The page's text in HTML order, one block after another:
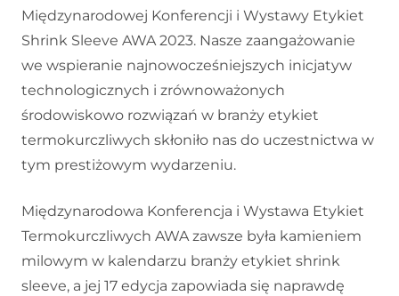
Międzynarodowej Konferencji i Wystawy Etykiet
Shrink Sleeve AWA 2023. Nasze zaangażowanie
we wspieranie najnowocześniejszych inicjatyw
technologicznych i zrównoważonych
środowiskowo rozwiązań w branży etykiet
termokurczliwych skłoniło nas do uczestnictwa w
tym prestiżowym wydarzeniu.
Międzynarodowa Konferencja i Wystawa Etykiet
Termokurczliwych AWA zawsze była kamieniem
milowym w kalendarzu branży etykiet shrink
sleeve, a jej 17 edycja zapowiada się naprawdę